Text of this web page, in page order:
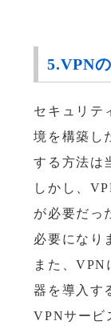
5.VPN
セキュリテ
境を構築し
する方法は
しかし、
が必要だっ
必要になり
また、VPN
器を導入す
VPNサービ